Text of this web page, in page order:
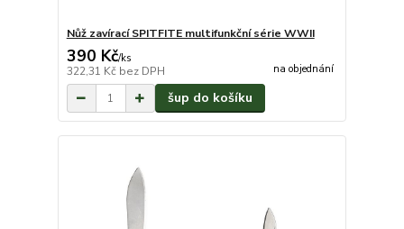
Nůž zavírací SPITFITE multifunkční série WWII
390 Kč/ks
322,31 Kč bez DPH na objednání
šup do košíku